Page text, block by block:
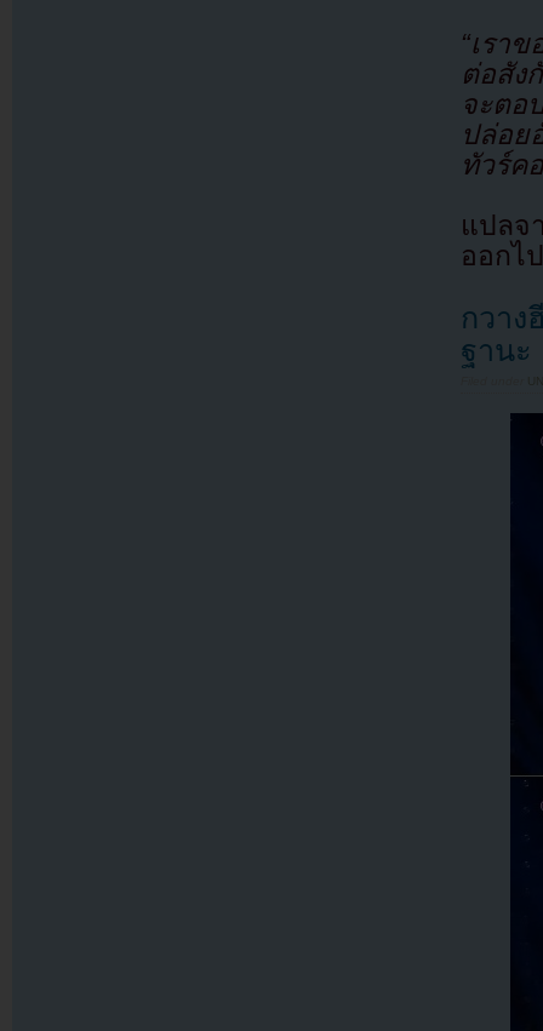
“เรา
ต่อสัง
จะตอ
ปล่อย
ทัวร์ค
แปลจ
ออกไ
กวาง
ฐานะ